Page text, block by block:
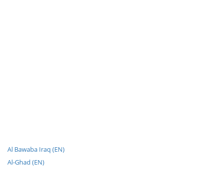
Al Bawaba Iraq (EN)
Al-Ghad (EN)